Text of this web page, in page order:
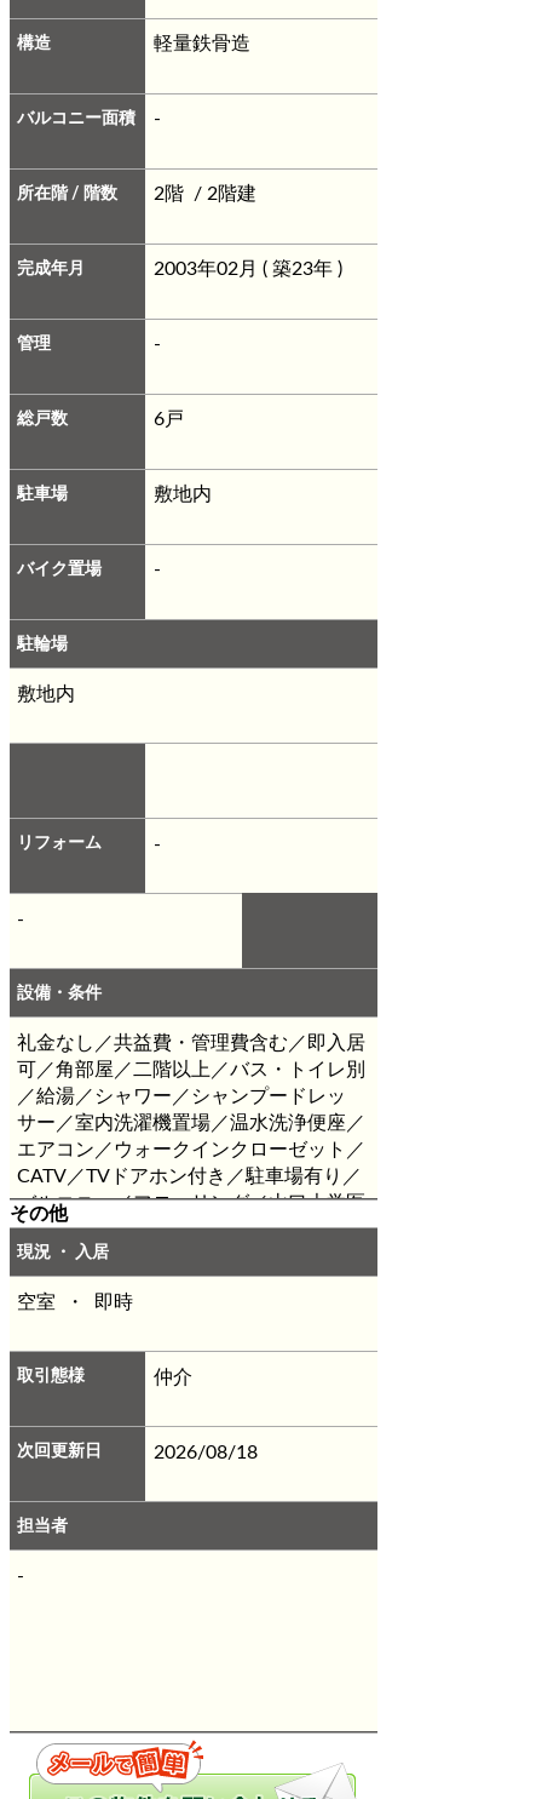
構造 軽量鉄骨造
バルコニー面積 -
所在階 / 階数 2階 / 2階建
完成年月 2003年02月 ( 築23年 )
管理 -
総戸数 6戸
駐車場 敷地内
バイク置場 -
駐輪場
敷地内
リフォーム -
-
設備・条件
礼金なし／共益費・管理費含む／即入居
可／角部屋／二階以上／バス・トイレ別
／給湯／シャワー／シャンプードレッ
サー／室内洗濯機置場／温水洗浄便座／
エアコン／ウォークインクローゼット／
CATV／TVドアホン付き／駐車場有り／
バルコニー／フローリング／山口大学医
学部／更新料なし※ケーブルTV使用料
は家賃に含む
その他
現況 ・ 入居
空室 ・ 即時
取引態様 仲介
次回更新日 2026/08/18
担当者
-